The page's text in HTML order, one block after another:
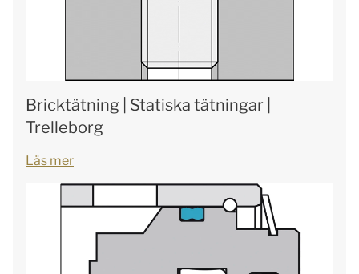
Bricktätning | Statiska tätningar |
Trelleborg
Läs mer